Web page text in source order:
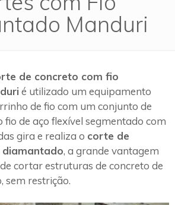
Manduri
de concreto com fio
é utilizado um equipamento
de fio com um conjunto de
fio de aço flexível segmentado com
gira e realiza o corte de
, a grande vantagem
cortar estruturas de concreto de
sem restrição.